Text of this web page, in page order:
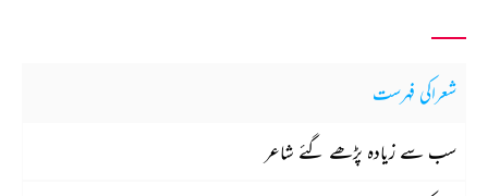
شعراکی فہرست
سب سے زیادہ پڑھے گئے شاعر